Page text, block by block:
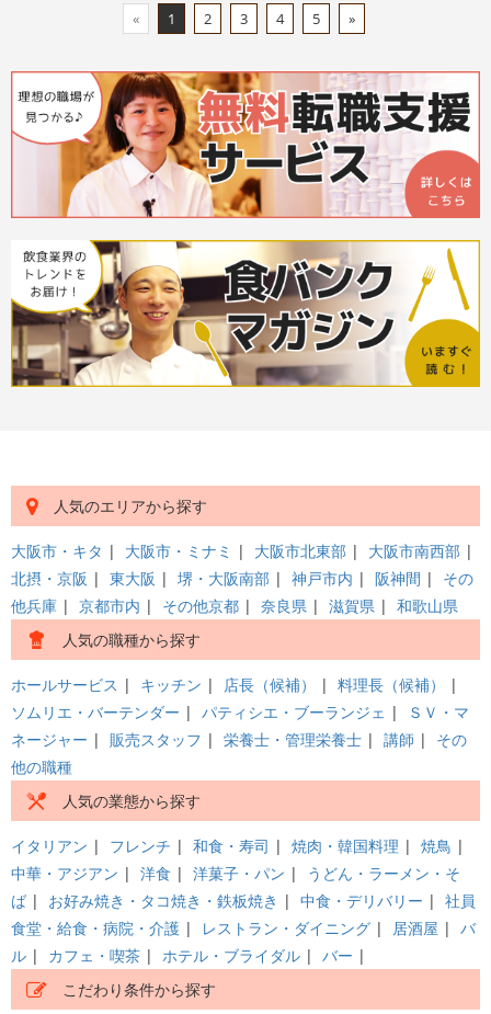
« 1 2 3 4 5 »
人気のエリアから探す
大阪市・キタ | 大阪市・ミナミ | 大阪市北東部 | 大阪市南西部 |
北摂・京阪 | 東大阪 | 堺・大阪南部 | 神戸市内 | 阪神間 | その
他兵庫 | 京都市内 | その他京都 | 奈良県 | 滋賀県 | 和歌山県
人気の職種から探す
ホールサービス | キッチン | 店長（候補） | 料理長（候補）
|
ソムリエ・バーテンダー | パティシエ・ブーランジェ |
ＳＶ・マ
ネージャー | 販売スタッフ | 栄養士・管理栄養士 | 講師 | その
他の職種
人気の業態から探す
イタリアン | フレンチ | 和食・寿司 | 焼肉・韓国料理 | 焼鳥 |
中華・アジアン | 洋食 | 洋菓子・パン |
うどん・ラーメン・そ
ば | お好み焼き・タコ焼き・鉄板焼き | 中食・デリバリー | 社員
食堂・給食・病院・介護 | レストラン・ダイニング | 居酒屋 | バ
ル | カフェ・喫茶 | ホテル・ブライダル | バー |
こだわり条件から探す